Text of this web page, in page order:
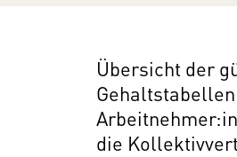
Übersicht der
die